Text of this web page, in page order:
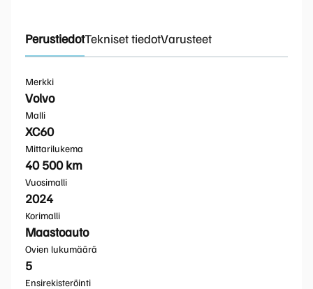
PerustiedotTekniset tiedotVarusteet
Merkki
Volvo
Malli
XC60
Mittarilukema
40 500 km
Vuosimalli
2024
Korimalli
Maastoauto
Ovien lukumäärä
5
Ensirekisteröinti